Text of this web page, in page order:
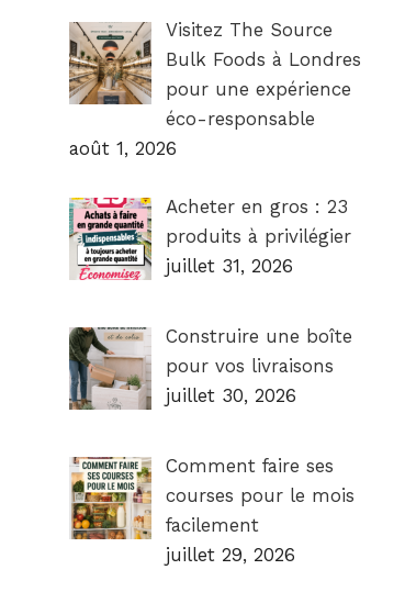
Visitez The Source
Bulk Foods à Londres
pour une expérience
éco-responsable
août 1, 2026
Acheter en gros : 23
produits à privilégier
juillet 31, 2026
Construire une boîte
pour vos livraisons
juillet 30, 2026
Comment faire ses
courses pour le mois
facilement
juillet 29, 2026